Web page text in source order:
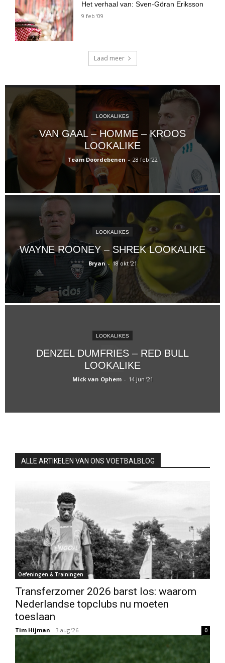
Het verhaal van: Sven-Göran Eriksson
9 feb ’09
Laad meer
LOOKALIKES
VAN GAAL – HOMME – KROOS
LOOKALIKE
Team Doordebenen - 28 feb ’22
LOOKALIKES
WAYNE ROONEY – SHREK LOOKALIKE
Bryan - 18 okt ’21
LOOKALIKES
DENZEL DUMFRIES – RED BULL
LOOKALIKE
Mick van Ophem - 14 jun ’21
ALLE ARTIKELEN VAN ONS VOETBALBLOG
Oefeningen & Trainingen
Transferzomer 2026 barst los: waarom
Nederlandse topclubs nu moeten
toeslaan
Tim Hijman - 3 aug ’26 0